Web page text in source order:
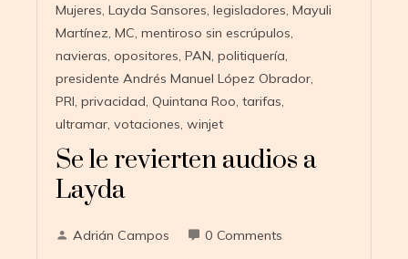
Mujeres, Layda Sansores, legisladores, Mayuli
Martínez, MC, mentiroso sin escrúpulos,
navieras, opositores, PAN, politiquería,
presidente Andrés Manuel López Obrador,
PRI, privacidad, Quintana Roo, tarifas,
ultramar, votaciones, winjet
Se le revierten audios a
Layda
Adrián Campos 0 Comments